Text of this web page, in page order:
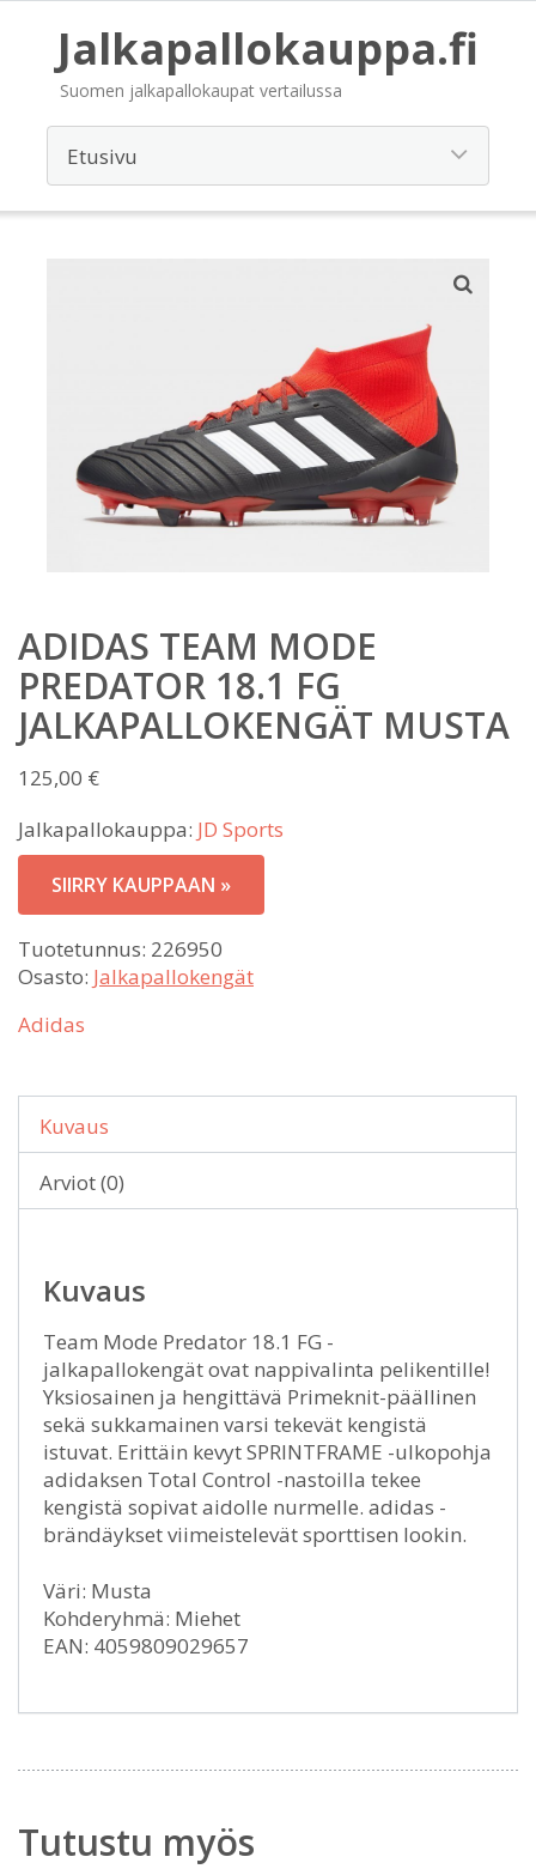
Jalkapallokauppa.fi
Suomen jalkapallokaupat vertailussa
ADIDAS TEAM MODE
PREDATOR 18.1 FG
JALKAPALLOKENGÄT MUSTA
125,00 €
Jalkapallokauppa: JD Sports
SIIRRY KAUPPAAN »
Tuotetunnus: 226950
Osasto: Jalkapallokengät
Adidas
Kuvaus
Arviot (0)
Kuvaus
Team Mode Predator 18.1 FG -
jalkapallokengät ovat nappivalinta pelikentille!
Yksiosainen ja hengittävä Primeknit-päällinen
sekä sukkamainen varsi tekevät kengistä
istuvat. Erittäin kevyt SPRINTFRAME -ulkopohja
adidaksen Total Control -nastoilla tekee
kengistä sopivat aidolle nurmelle. adidas -
brändäykset viimeistelevät sporttisen lookin.
Väri: Musta
Kohderyhmä: Miehet
EAN: 4059809029657
Tutustu myös